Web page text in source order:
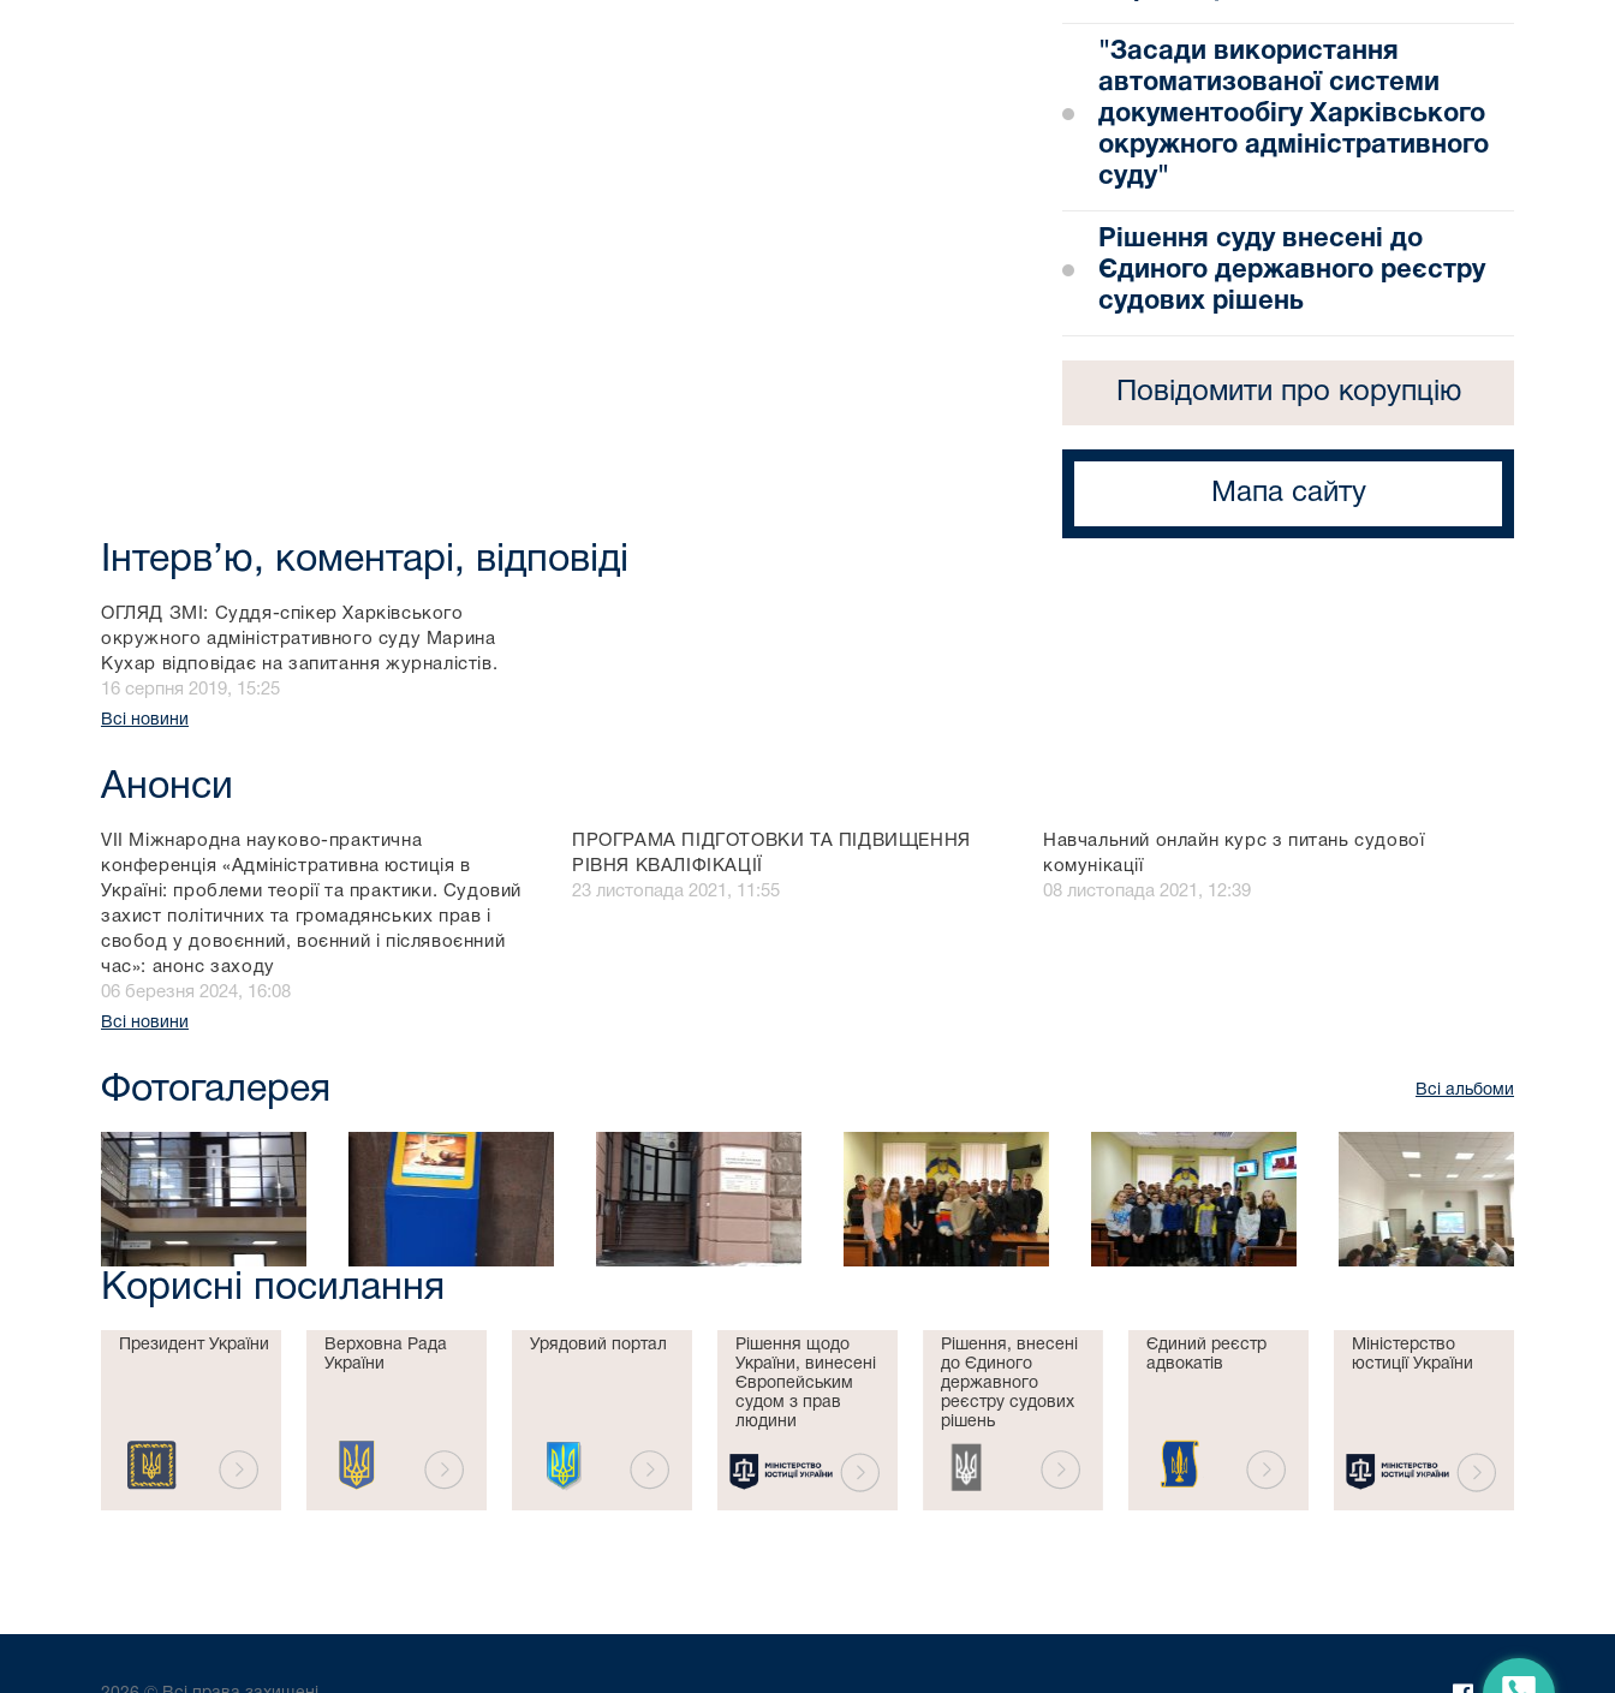
"Засади використання
автоматизованої системи
документообігу Харківського
окружного адміністративного
суду"
Рішення суду внесені до
Єдиного державного реєстру
судових рішень
Повідомити про корупцію
Мапа сайту
Інтерв’ю, коментарі, відповіді
ОГЛЯД ЗМІ: Суддя-спікер Харківського
окружного адміністративного суду Марина
Кухар відповідає на запитання журналістів.
16 серпня 2019, 15:25
Всі новини
Анонси
VII Міжнародна науково-практична
конференція «Адміністративна юстиція в
Україні: проблеми теорії та практики. Судовий
захист політичних та громадянських прав і
свобод у довоєнний, воєнний і післявоєнний
час»: анонс заходу
06 березня 2024, 16:08
ПРОГРАМА ПІДГОТОВКИ ТА ПІДВИЩЕННЯ
РІВНЯ КВАЛІФІКАЦІЇ
23 листопада 2021, 11:55
Навчальний онлайн курс з питань судової
комунікації
08 листопада 2021, 12:39
Всі новини
Фотогалерея Всі альбоми
Корисні посилання
Президент України
Верховна Рада
України
Урядовий портал
Рішення щодо
України, винесені
Європейським
судом з прав
людини
Рішення, внесені
до Єдиного
державного
реєстру судових
рішень
Єдиний реєстр
адвокатів
Міністерство
юстиції України